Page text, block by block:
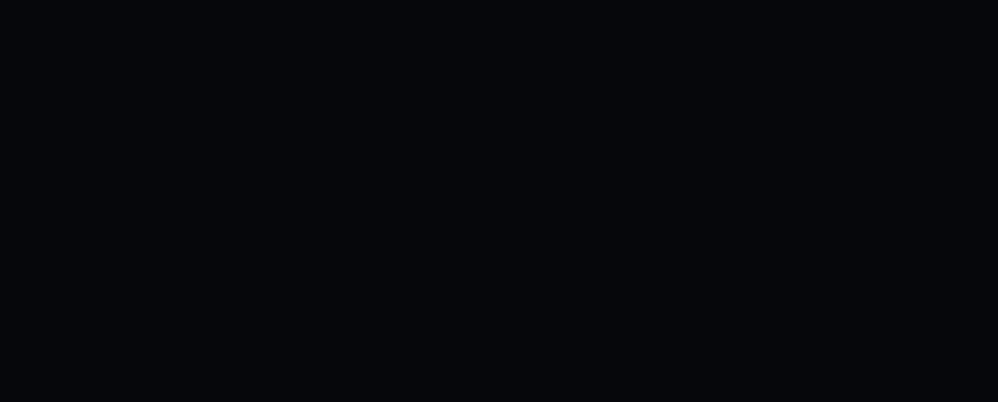
(2S) Philippe COINDREAU, mon skipper. Drôle de nom pour un J80 me direz-vous. Pas du tout, c’est le […]
DARSE VIEILLE AVEC UN BATEAU
des entrées et sorties du plan d’eau « Darse Vieille » a rendu compte au commandant de la Base navale fin juillet que les […]